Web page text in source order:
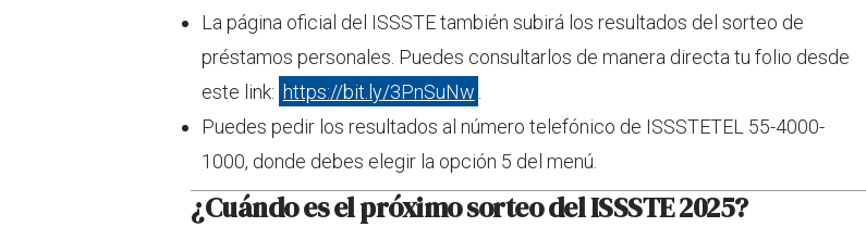
La página oficial del ISSSTE también subirá los resultados del sorteo de
préstamos personales. Puedes consultarlos de manera directa tu folio desde
este link: https://bit.ly/3PnSuNw
Puedes pedir los resultados al número telefónico de ISSSTETEL 55-4000-
1000, donde debes elegir la opción 5 del menú.
¿Cuándo es el próximo sorteo del ISSSTE 2025?